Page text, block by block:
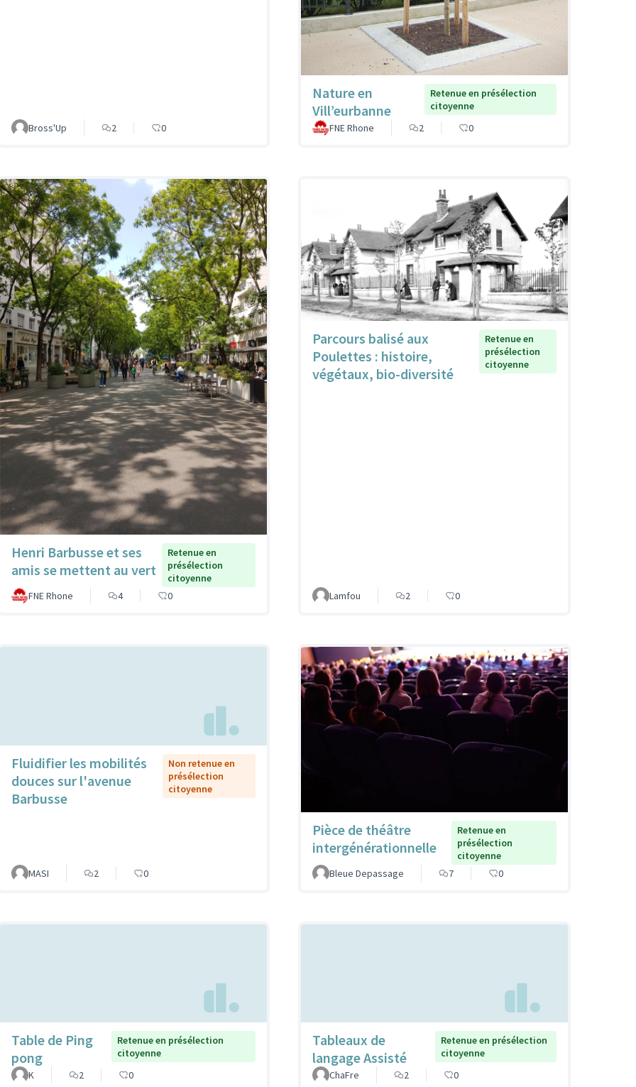
Bross'Up 2 0
Nature en
Vill’eurbanne
Retenue en présélection
citoyenne
FNE Rhone
2 0
Henri Barbusse et ses
amis se mettent au vert
Retenue en
présélection
citoyenne
FNE Rhone
4 0
Parcours balisé aux
Poulettes : histoire,
végétaux, bio-diversité
Retenue en
présélection
citoyenne
Lamfou 2 0
Fluidifier les mobilités
douces sur l'avenue
Barbusse
Non retenue en
présélection
citoyenne
MASI 2 0
Pièce de théâtre
intergénérationnelle
Retenue en
présélection
citoyenne
Bleue Depassage
7 0
Table de Ping
pong
Retenue en présélection
citoyenne
K
2 0
Tableaux de
langage Assisté
Retenue en présélection
citoyenne
ChaFre
2 0